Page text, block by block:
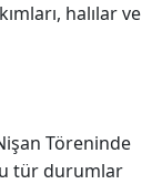
halılar ve
Töreninde
tür durumlar